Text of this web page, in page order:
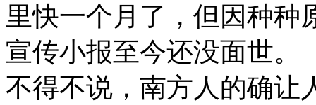
里快一个月了，但因种种
宣传小报至今还没面世。
不得不说，南方人的确让